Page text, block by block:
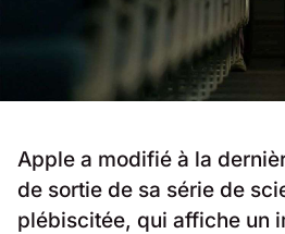
Apple a modifié à la
de sortie de sa série de
plébiscitée, qui affiche un